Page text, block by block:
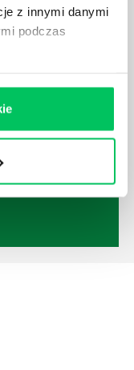
z innymi danymi
podczas
zadania.
panujących w